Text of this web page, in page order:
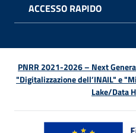
ACCESSO RAPIDO
PNRR 2021-2026 – Next
"Digitalizzazione dell’INAIL" e
Lake/Data